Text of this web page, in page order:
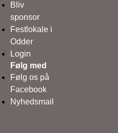
Bliv
sponsor
Festlokale i
Odder
Login
Følg med
Følg os på
Facebook
Nyhedsmail